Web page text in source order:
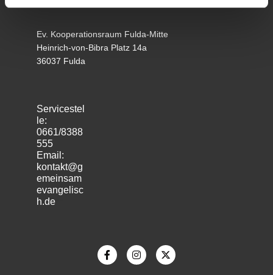
Ev. Kooperationsraum Fulda-Mitte
Heinrich-von-Bibra Platz 14a
36037 Fulda
Servicestel
le:
0661/8388
555
Email:
kontakt@g
emeinsam
evangelisc
h.de